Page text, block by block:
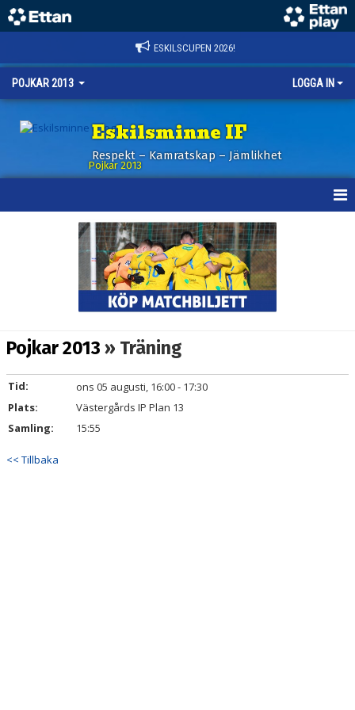
ESKILSCUPEN 2026!
POJKAR 2013 LOGGA IN
Eskilsminne IF
Respekt – Kamratskap – Jämlikhet
Pojkar 2013
TRUPPEN
DOKUMENT
KONTAKT
Pojkar 2013 » Träning
Tid:
ons 05 augusti, 16:00 - 17:30
Plats:
Västergårds IP Plan 13
Samling:
15:55
<< Tillbaka